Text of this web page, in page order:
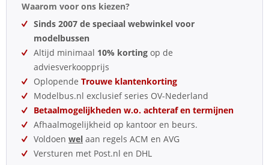
Waarom voor ons kiezen?
Sinds 2007 de speciaal webwinkel voor
modelbussen
Altijd minimaal 10% korting op de
adviesverkoopprijs
Oplopende Trouwe klantenkorting
Modelbus.nl exclusief series OV-Nederland
Betaalmogelijkheden w.o. achteraf en termijnen
Afhaalmogelijkheid op kantoor en beurs.
Voldoen wel aan regels ACM en AVG
Versturen met Post.nl en DHL